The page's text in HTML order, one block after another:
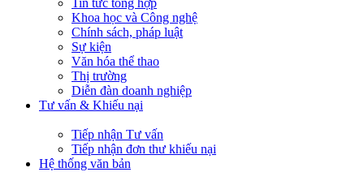
Tin tức tổng hợp
Khoa học và Công nghệ
Chính sách, pháp luật
Sự kiện
Văn hóa thể thao
Thị trường
Diễn đàn doanh nghiệp
Tư vấn & Khiếu nại
Tiếp nhận Tư vấn
Tiếp nhận đơn thư khiếu nại
Hệ thống văn bản